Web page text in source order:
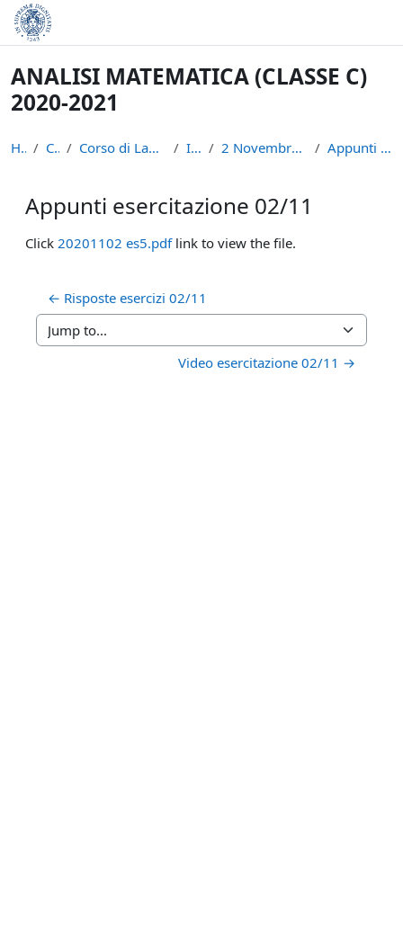
Skip to main content
ANALISI MATEMATICA (CLASSE C)
2020-2021
Home Courses Corso di Laurea in Informatica (L-31) INFAN21 2 Novembre - 7 Novembre: VIII sett. Appunti esercitazione 02/11
Appunti esercitazione 02/11
Completion requirements
Click 20201102 es5.pdflink to view the file.
← Risposte esercizi 02/11
Jump to...
Video esercitazione 02/11 →